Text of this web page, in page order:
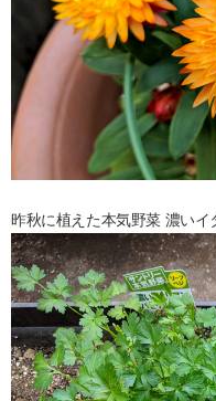
昨秋に植えた本気野菜 濃いイ